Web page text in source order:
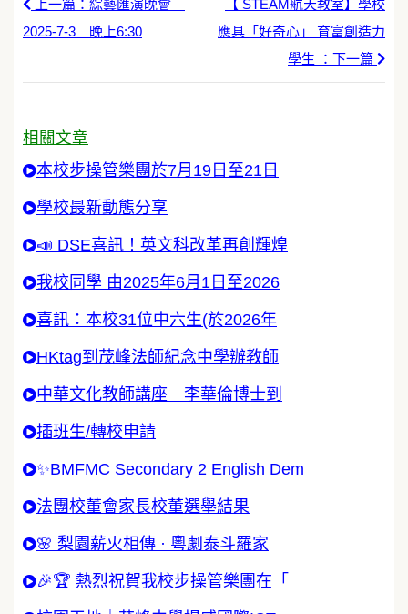
上一篇：綜藝匯演晚會
2025-7-3 晚上6:30
【 STEAM航天教室】學校
應具「好奇心」 育富創造力
學生 ：下一篇
相關文章
本校步操管樂團於7月19日至21日
學校最新動態分享
📣 DSE喜訊！英文科改革再創輝煌
我校同學 由2025年6月1日至2026
喜訊：本校31位中六生(於2026年
HKtag到茂峰法師紀念中學辦教師
中華文化教師講座 李華倫博士到
插班生/轉校申請
✨BMFMC Secondary 2 English Dem
法團校董會家長校董選舉結果
🌸 梨園薪火相傳 · 粵劇泰斗羅家
🎉🏆 熱烈祝賀我校步操管樂團在「